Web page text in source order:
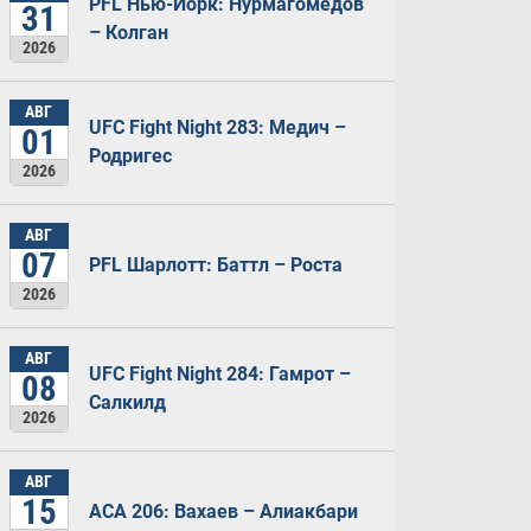
31
2026
– Колган
АВГ
01
2026
UFC Fight Night 283: Медич –
Родригес
АВГ
07
2026
PFL Шарлотт: Баттл – Роста
АВГ
08
2026
UFC Fight Night 284: Гамрот –
Салкилд
АВГ
15 ACA 206: Вахаев – Алиакбари